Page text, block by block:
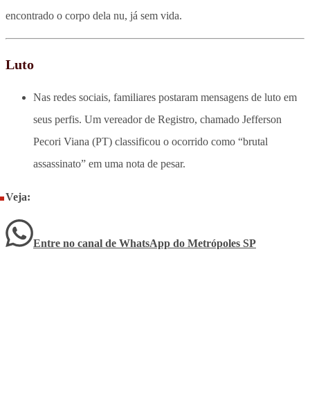
encontrado o corpo dela nu, já sem vida.
Luto
Nas redes sociais, familiares postaram mensagens de luto em
seus perfis. Um vereador de Registro, chamado Jefferson
Pecori Viana (PT) classificou o ocorrido como “brutal
assassinato” em uma nota de pesar.
Veja:
Entre no canal de WhatsApp do Metrópoles SP